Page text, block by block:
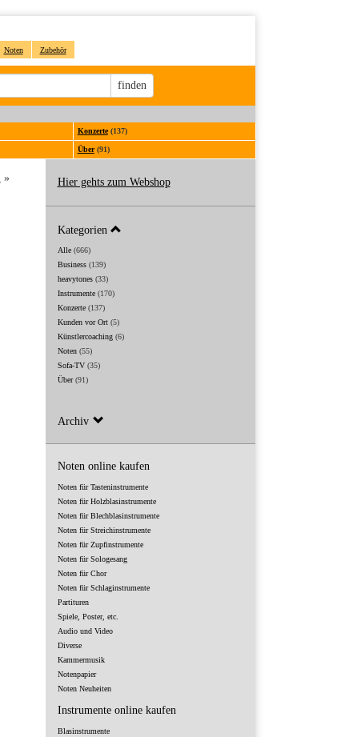
Noten Zubehör
Sucheingabe
finden
Konzerte(137)
Über(91)
» Hier gehts zum Webshop
Kategorien
Alle(666)
Business(139)
heavytones(33)
Instrumente(170)
Konzerte(137)
Kunden vor Ort(5)
Künstlercoaching(6)
Noten(55)
Sofa-TV(35)
Über(91)
Archiv
Noten online kaufen
Noten für Tasteninstrumente
Noten für Holzblasinstrumente
Noten für Blechblasinstrumente
Noten für Streichinstrumente
Noten für Zupfinstrumente
Noten für Sologesang
Noten für Chor
Noten für Schlaginstrumente
Partituren
Spiele, Poster, etc.
Audio und Video
Diverse
Kammermusik
Notenpapier
Noten Neuheiten
Instrumente online kaufen
Blasinstrumente